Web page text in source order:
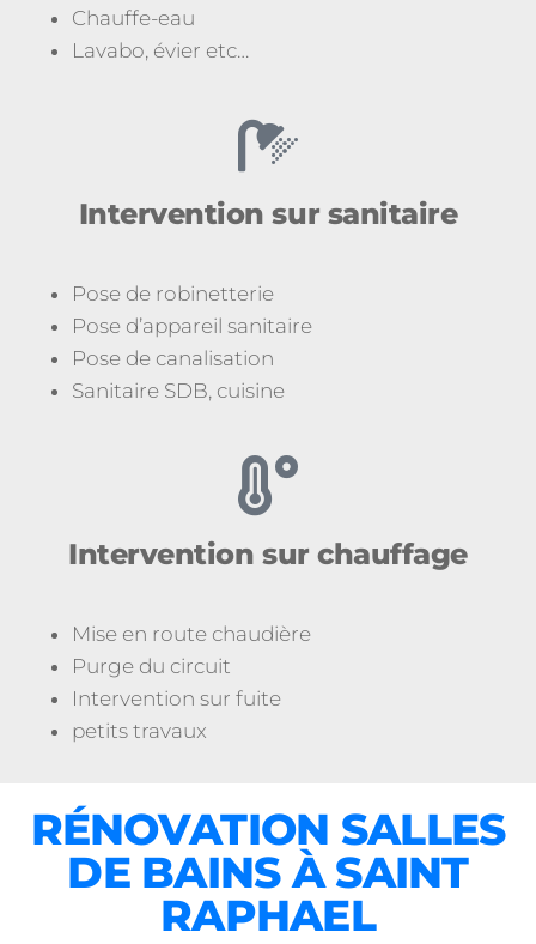
Chauffe-eau
Lavabo, évier etc…
Intervention sur sanitaire
Pose de robinetterie
Pose d’appareil sanitaire
Pose de canalisation
Sanitaire SDB, cuisine
Intervention sur chauffage
Mise en route chaudière
Purge du circuit
Intervention sur fuite
petits travaux
RÉNOVATION SALLES
DE BAINS À SAINT
RAPHAEL